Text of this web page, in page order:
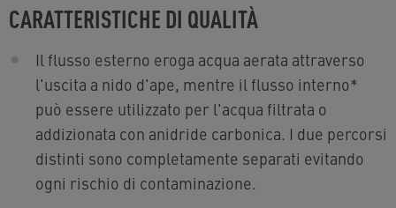
CARATTERISTICHE DI QUALITÀ
Il flusso esterno eroga acqua aerata attraverso
l'uscita a nido d'ape, mentre il flusso interno*
può essere utilizzato per l'acqua filtrata o
addizionata con anidride carbonica. I due percorsi
distinti sono completamente separati evitando
ogni rischio di contaminazione.